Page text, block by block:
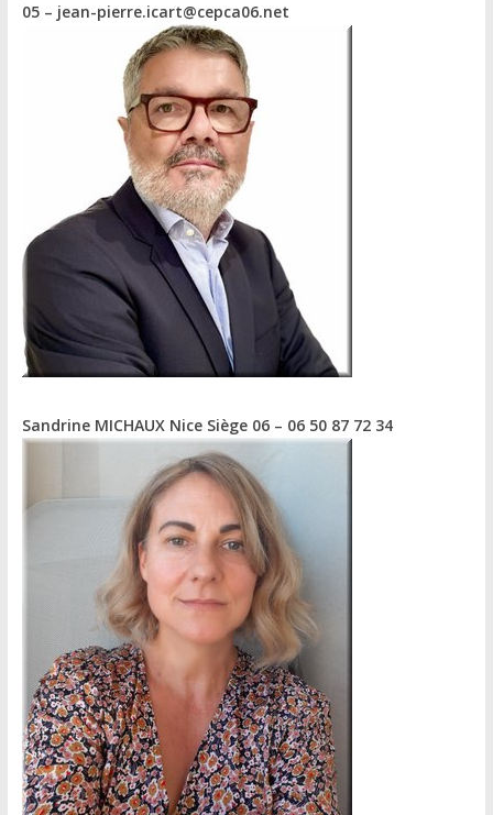
05 – jean-pierre.icart@cepca06.net
Sandrine MICHAUX Nice Siège 06 – 06 50 87 72 34